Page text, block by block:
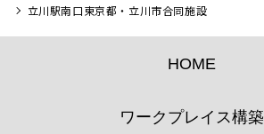
立川駅南口東京都・立川市合同施設
HOME
ワークプレイス構築